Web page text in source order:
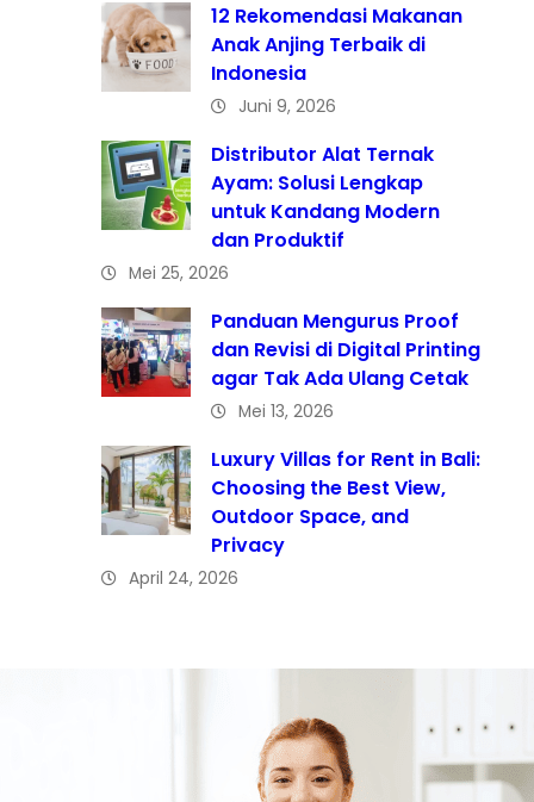
12 Rekomendasi Makanan
Anak Anjing Terbaik di
Indonesia
Juni 9, 2026
Distributor Alat Ternak
Ayam: Solusi Lengkap
untuk Kandang Modern
dan Produktif
Mei 25, 2026
Panduan Mengurus Proof
dan Revisi di Digital Printing
agar Tak Ada Ulang Cetak
Mei 13, 2026
Luxury Villas for Rent in Bali:
Choosing the Best View,
Outdoor Space, and
Privacy
April 24, 2026